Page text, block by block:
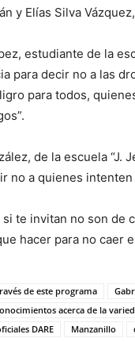
y Elías Silva
estudiante de la
para decir no a las
para todos,
de la escuela “J.
no a quienes
te invitan no son de
hacer para no caer
de este programa
acerca de la
DARE
Manzanillo